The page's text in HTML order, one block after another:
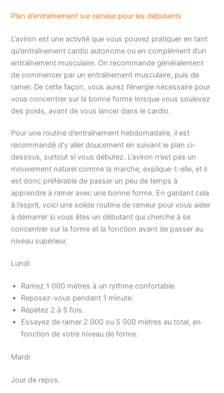
Plan d’entraînement sur rameur pour les débutants
L’aviron est une activité que vous pouvez pratiquer en tant
qu’entraînement cardio autonome ou en complément d’un
entraînement musculaire. On recommande généralement
de commencer par un entraînement musculaire, puis de
ramer. De cette façon, vous aurez l’énergie nécessaire pour
vous concentrer sur la bonne forme lorsque vous soulevez
des poids, avant de vous lancer dans le cardio.
Pour une routine d’entraînement hebdomadaire, il est
recommandé d’y aller doucement en suivant le plan ci-
dessous, surtout si vous débutez. L’aviron n’est pas un
mouvement naturel comme la marche, explique-t-elle, et il
est donc préférable de passer un peu de temps à
apprendre à ramer avec une bonne forme. En gardant cela
à l’esprit, voici une solide routine de rameur pour vous aider
à démarrer si vous êtes un débutant qui cherche à se
concentrer sur la forme et la fonction avant de passer au
niveau supérieur.
Lundi
Ramez 1 000 mètres à un rythme confortable.
Reposez-vous pendant 1 minute.
Répétez 2 à 5 fois.
Essayez de ramer 2 000 ou 5 000 mètres au total, en
fonction de votre niveau de forme.
Mardi
Jour de repos.